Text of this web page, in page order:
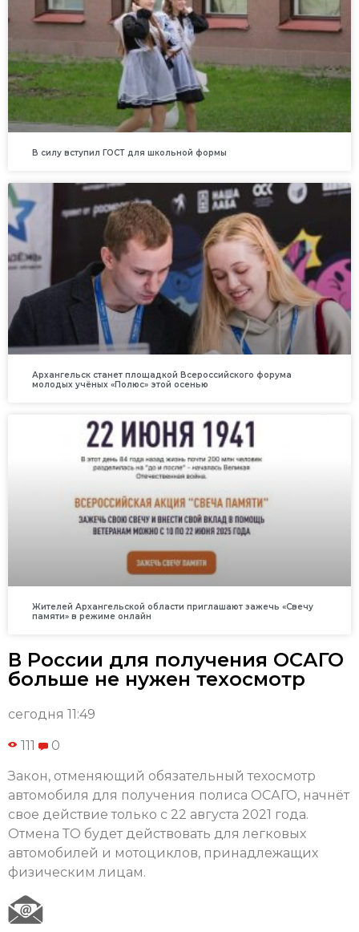
В силу вступил ГОСТ для школьной формы
Архангельск станет площадкой Всероссийского форума
молодых учёных «Полюс» этой осенью
Жителей Архангельской области приглашают зажечь «Свечу
памяти» в режиме онлайн
В России для получения ОСАГО
больше не нужен техосмотр
сегодня 11:49
111 0
Закон, отменяющий обязательный техосмотр
автомобиля для получения полиса ОСАГО, начнёт
свое действие только с 22 августа 2021 года.
Отмена ТО будет действовать для легковых
автомобилей и мотоциклов, принадлежащих
физическим лицам.